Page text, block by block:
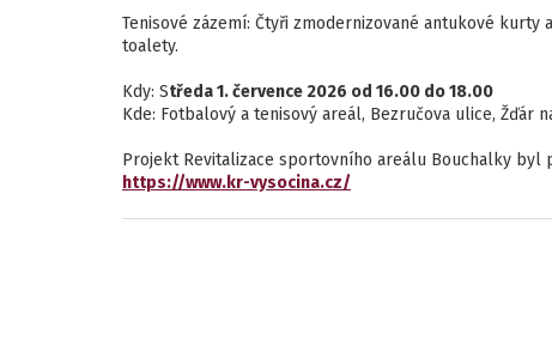
Tenisové zázemí: Čtyři zmodernizované antukové
toalety.
Kdy: Středa 1. července 2026 od 16.00 do 18.00
Kde: Fotbalový a tenisový areál, Bezručova ulice, Žďár
Projekt Revitalizace sportovního areálu Bouchalky byl
https://www.kr-vysocina.cz/